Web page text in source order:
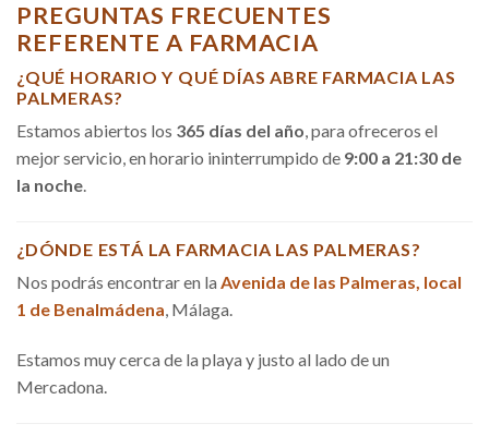
PREGUNTAS FRECUENTES
REFERENTE A FARMACIA
¿QUÉ HORARIO Y QUÉ DÍAS ABRE FARMACIA LAS
PALMERAS?
Estamos abiertos los 365 días del año, para ofreceros el
mejor servicio, en horario ininterrumpido de 9:00 a 21:30 de
la noche.
¿DÓNDE ESTÁ LA FARMACIA LAS PALMERAS?
Nos podrás encontrar en la Avenida de las Palmeras, local
1 de Benalmádena, Málaga.
Estamos muy cerca de la playa y justo al lado de un
Mercadona.